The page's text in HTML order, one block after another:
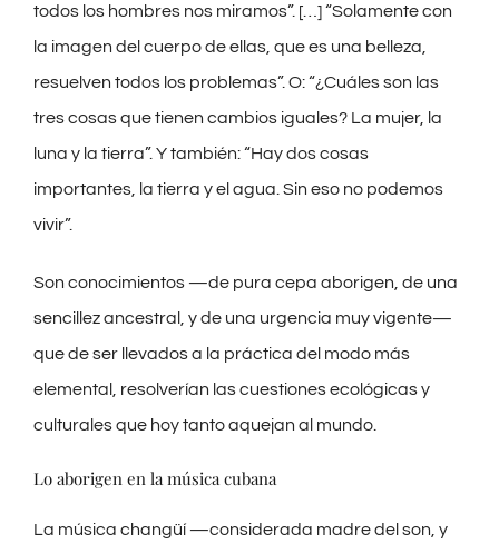
todos los hombres nos miramos”. […] “Solamente con
la imagen del cuerpo de ellas, que es una belleza,
resuelven todos los problemas”. O: “¿Cuáles son las
tres cosas que tienen cambios iguales? La mujer, la
luna y la tierra”. Y también: “Hay dos cosas
importantes, la tierra y el agua. Sin eso no podemos
vivir”.
Son conocimientos —de pura cepa aborigen, de una
sencillez ancestral, y de una urgencia muy vigente—
que de ser llevados a la práctica del modo más
elemental, resolverían las cuestiones ecológicas y
culturales que hoy tanto aquejan al mundo.
Lo aborigen en la música cubana
La música changüí —considerada madre del son, y